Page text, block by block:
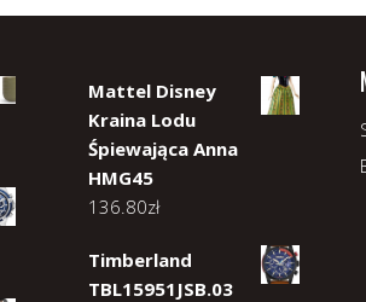
Mattel Disney
Kraina Lodu
Śpiewająca Anna
HMG45
136.80zł
Timberland
TBL15951JSB.03